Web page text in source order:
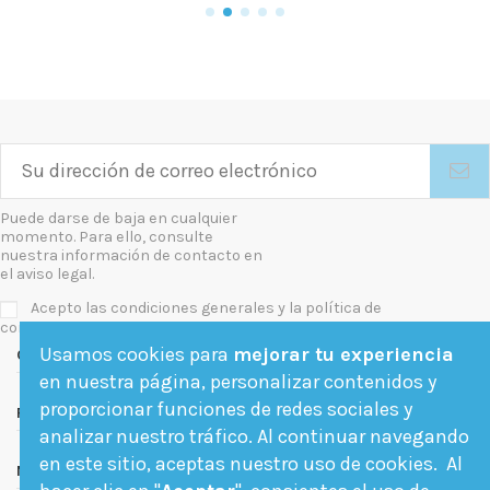
Puede darse de baja en cualquier
momento. Para ello, consulte
nuestra información de contacto en
el aviso legal.
Acepto las condiciones generales y la política de
confidencialidad
Contact us
Follow us
Newsletter
Usamos cookies para mejorar tu experiencia
en nuestra página, personalizar contenidos y
proporcionar funciones de redes sociales y
analizar nuestro tráfico. Al continuar navegando
en este sitio, aceptas nuestro uso de cookies. Al